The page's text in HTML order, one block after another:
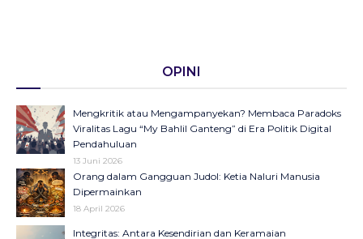
OPINI
Mengkritik atau Mengampanyekan? Membaca Paradoks
Viralitas Lagu “My Bahlil Ganteng” di Era Politik Digital
Pendahuluan
13 Juni 2026
Orang dalam Gangguan Judol: Ketia Naluri Manusia
Dipermainkan
18 April 2026
Integritas: Antara Kesendirian dan Keramaian